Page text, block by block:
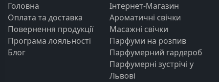
Головна
Оплата та доставка
Повернення продукції
Програма лояльності
Блог
Інтернет-Магазин
Ароматичні свічки
Масажні свічки
Парфуми на розпив
Парфумерний гардероб
Парфумерні зустрічі у
Львові